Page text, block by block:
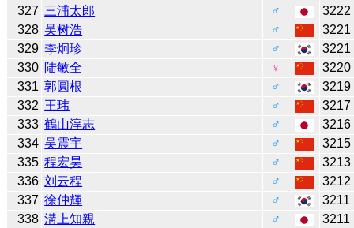
327 三浦太郎 ♂
3222
328 吴树浩 ♂
3221
329 李炯珍 ♂
3221
330 陆敏全 ♀
3220
331 郭圓根 ♂
3219
332 王玮 ♂
3217
333 鶴山淳志 ♂
3216
334 吴震宇 ♂
3215
335 程宏昊 ♂
3213
336 刘云程 ♂
3212
337 徐仲輝 ♂
3211
338 溝上知親 ♂
3211